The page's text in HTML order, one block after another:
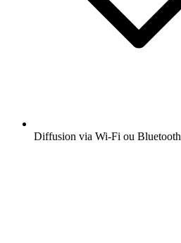
Diffusion via Wi-Fi ou Bluetooth